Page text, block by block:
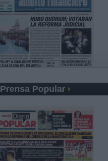
Prensa Popular